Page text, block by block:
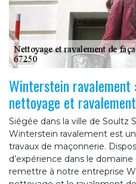
Winterstein ravalement
nettoyage et
Siégée dans la ville de Soultz
Winterstein ravalement est
travaux de maçonnerie.
d’expérience dans le
remettre à notre entreprise